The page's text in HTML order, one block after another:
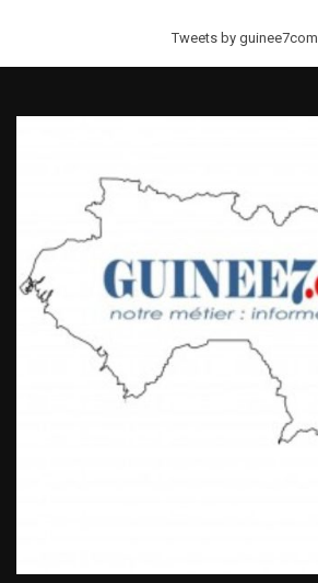
Tweets by guinee7com